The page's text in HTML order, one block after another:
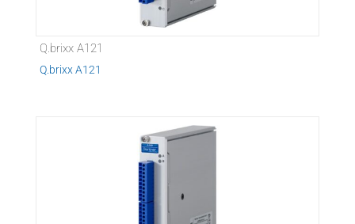
Q.brixx A121
Q.brixx A121